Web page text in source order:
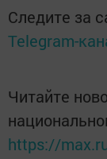
Следите за
Telegram-
Читайте
https://